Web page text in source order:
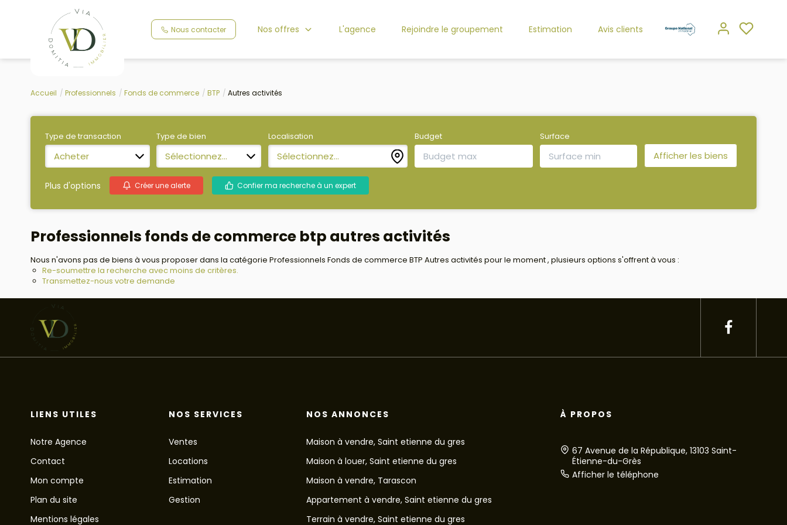
Nous contacter Nos offres L'agence Rejoindre le groupement Estimation Avis clients
Accueil Professionnels Fonds de commerce BTP Autres activités
Type de transaction
Acheter
Type de bien
Sélectionnez...
Localisation
Sélectionnez...
Budget Surface
Plus d'options Créer une alerte Confier ma recherche à un expert
Professionnels fonds de commerce btp autres activités
Nous n'avons pas de biens à vous proposer dans la catégorie Professionnels Fonds de commerce BTP Autres activités pour le moment , plusieurs options s'offrent à vous :
Re-soumettre la recherche avec moins de critères.
Transmettez-nous votre demande
LIENS UTILES
Notre Agence
Contact
Mon compte
Plan du site
Mentions légales
NOS SERVICES
Ventes
Locations
Estimation
Gestion
NOS ANNONCES
Maison à vendre, Saint etienne du gres
Maison à louer, Saint etienne du gres
Maison à vendre, Tarascon
Appartement à vendre, Saint etienne du gres
Terrain à vendre, Saint etienne du gres
À PROPOS
67 Avenue de la République, 13103 Saint-
Étienne-du-Grès
Afficher le téléphone